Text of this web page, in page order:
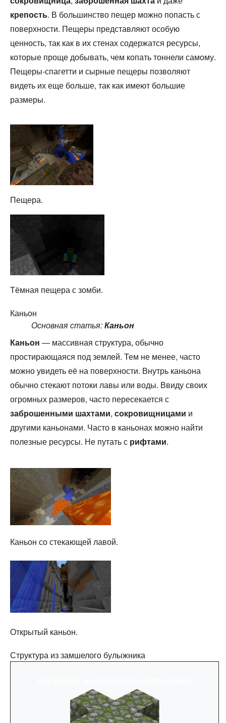
крепость. В большинство пещер можно попасть с
поверхности. Пещеры представляют особую
ценность, так как в их стенах содержатся ресурсы,
которые проще добывать, чем копать тоннели самому.
Пещеры-спагетти и сырные пещеры позволяют
видеть их еще больше, так как имеют большие
размеры.
Пещера.
Тёмная пещера с зомби.
Каньон
Основная статья:Каньон
Каньон — массивная структура, обычно
простирающаяся под землей. Тем не менее, часто
можно увидеть её на поверхности. Внутрь каньона
обычно стекают потоки лавы или воды. Ввиду своих
огромных размеров, часто пересекается с
заброшенными шахтами, сокровищницами и
другими каньонами. Часто в каньонах можно найти
полезные ресурсы. Не путать с рифтами.
Каньон со стекающей лавой.
Открытый каньон.
Структура из замшелого булыжника